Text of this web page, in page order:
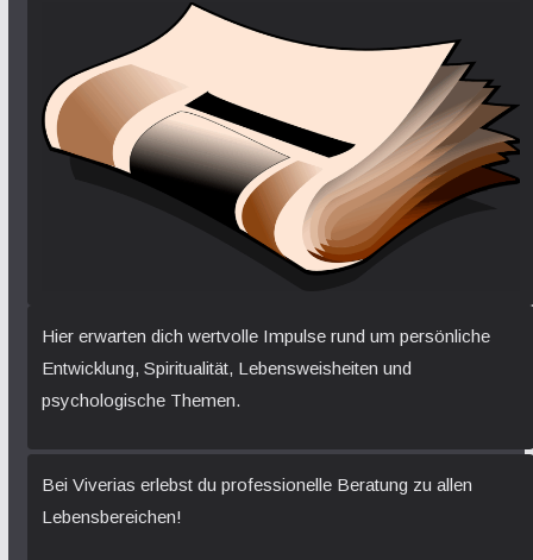
Hier erwarten dich wertvolle Impulse rund um persönliche
Entwicklung, Spiritualität, Lebensweisheiten und
psychologische Themen.
Bei Viverias erlebst du professionelle Beratung zu allen
Lebensbereichen!